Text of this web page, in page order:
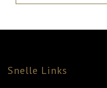
Snelle Links